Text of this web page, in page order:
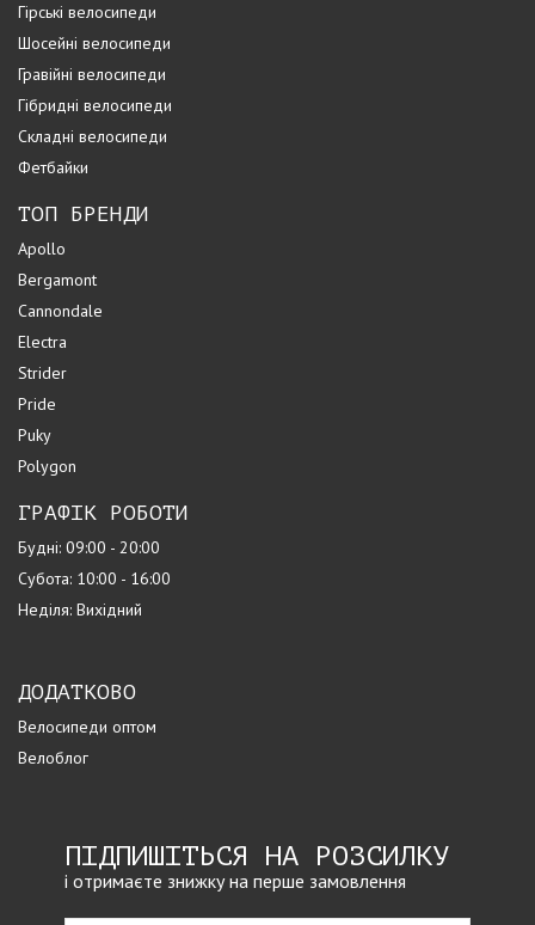
Гірські велосипеди
Шосейні велосипеди
Гравійні велосипеди
Гібридні велосипеди
Складні велосипеди
Фетбайки
ТОП БРЕНДИ
Apollo
Bergamont
Cannondale
Electra
Strider
Pride
Puky
Polygon
ГРАФІК РОБОТИ
Будні: 09:00 - 20:00
Субота: 10:00 - 16:00
Неділя: Вихідний
ДОДАТКОВО
Велосипеди оптом
Велоблог
ПІДПИШІТЬСЯ НА РОЗСИЛКУ
і отримаєте знижку на перше замовлення